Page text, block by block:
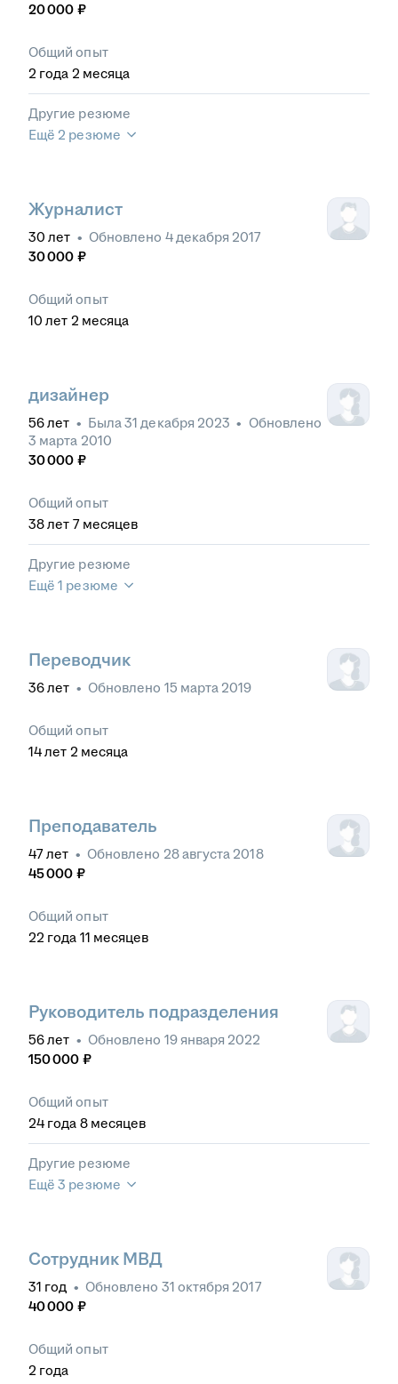
20 000 ₽
Общий опыт
2 года 2 месяца
Другие резюме
Ещё 2 резюме
Журналист
30 лет • Обновлено 4 декабря 2017
30 000 ₽
Общий опыт
10 лет 2 месяца
дизайнер
56лет • Была31 декабря 2023 • Обновлено
3 марта 2010
30 000 ₽
Общий опыт
38лет 7 месяцев
Другие резюме
Ещё 1 резюме
Переводчик
36лет • Обновлено 15 марта 2019
Общий опыт
14лет 2 месяца
Преподаватель
47лет • Обновлено 28 августа 2018
45 000 ₽
Общий опыт
22 года 11 месяцев
Руководитель подразделения
56лет • Обновлено 19 января 2022
150 000 ₽
Общий опыт
24 года 8 месяцев
Другие резюме
Ещё 3 резюме
Сотрудник МВД
31 год • Обновлено 31 октября 2017
40 000 ₽
Общий опыт
2 года